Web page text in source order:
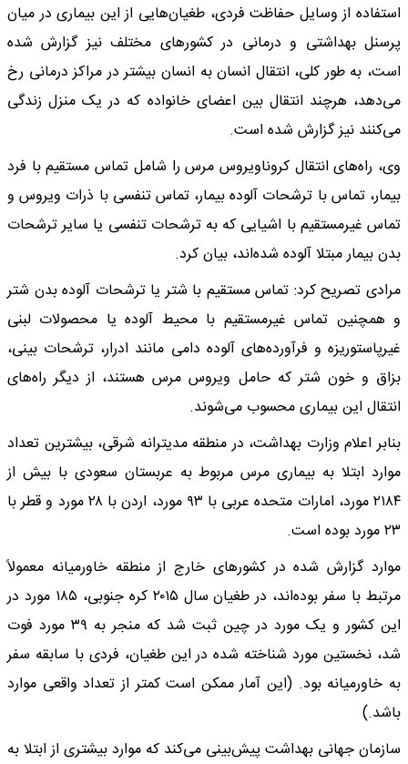
استفاده از وسایل حفاظت فردی، طغیان‌هایی از این بیماری در میان
پرسنل بهداشتی و درمانی در کشور‌های مختلف نیز گزارش شده
است، به طور کلی، انتقال انسان به انسان بیشتر در مراکز درمانی رخ
می‌دهد، هرچند انتقال بین اعضای خانواده که در یک منزل زندگی
می‌کنند نیز گزارش شده است.
وی، راه‌های انتقال کروناویروس مرس را شامل تماس مستقیم با فرد
بیمار، تماس با ترشحات آلوده بیمار، تماس تنفسی با ذرات ویروس و
تماس غیرمستقیم با اشیایی که به ترشحات تنفسی یا سایر ترشحات
بدن بیمار مبتلا آلوده شده‌اند، بیان کرد.
مرادی تصریح کرد: تماس مستقیم با شتر یا ترشحات آلوده بدن شتر
و همچنین تماس غیرمستقیم با محیط آلوده یا محصولات لبنی
غیرپاستوریزه و فرآورده‌های آلوده دامی مانند ادرار، ترشحات بینی،
بزاق و خون شتر که حامل ویروس مرس هستند، از دیگر راه‌های
انتقال این بیماری محسوب می‌شوند.
بنابر اعلام وزارت بهداشت، در منطقه مدیترانه شرقی، بیشترین تعداد
موارد ابتلا به بیماری مرس مربوط به عربستان سعودی با بیش از
۲۱۸۴ مورد، امارات متحده عربی با ۹۳ مورد، اردن با ۲۸ مورد و قطر با
۲۳ مورد بوده است.
موارد گزارش شده در کشور‌های خارج از منطقه خاورمیانه معمولاً
مرتبط با سفر بوده‌اند، در طغیان سال ۲۰۱۵ کره جنوبی، ۱۸۵ مورد در
این کشور و یک مورد در چین ثبت شد که منجر به ۳۹ مورد فوت
شد، نخستین مورد شناخته شده در این طغیان، فردی با سابقه سفر
به خاورمیانه بود. (این آمار ممکن است کمتر از تعداد واقعی موارد
باشد.)
سازمان جهانی بهداشت پیش‌بینی می‌کند که موارد بیشتری از ابتلا به